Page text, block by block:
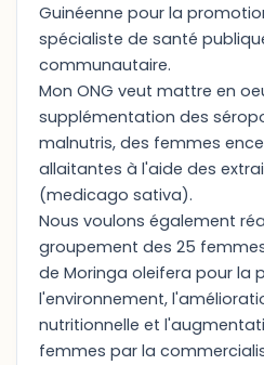
Guinéenne pour la
spécialiste de santé
communautaire.
Mon ONG veut mattre en
supplémentation des
malnutris, des femmes
allaitantes à l'aide des
(medicago sativa).
Nous voulons également
groupement des 25
de Moringa oleifera pour la
l'environnement,
nutritionnelle et
femmes par la